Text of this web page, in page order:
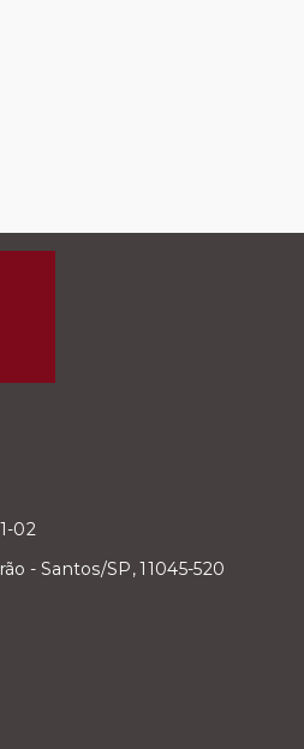
02
- Santos/SP, 11045-520